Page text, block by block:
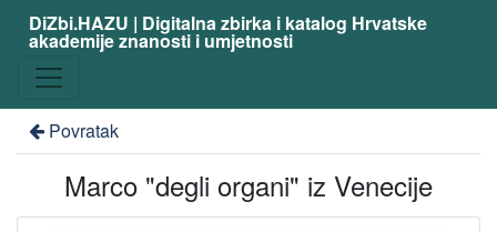
DiZbi.HAZU | Digitalna zbirka i katalog Hrvatske
akademije znanosti i umjetnosti
Povratak
Marco "degli organi" iz Venecije